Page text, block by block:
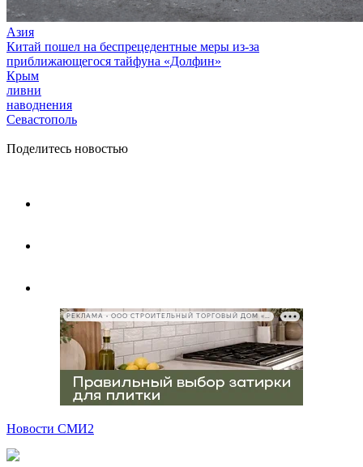
Азия
Китай пошел на беспрецедентные меры из-за
приближающегося тайфуна «Долфин»
Крым
ливни
наводнения
Севастополь
Поделитесь новостью
РЕКЛАМА • ООО СТРОИТЕЛЬНЫЙ ТОРГОВЫЙ ДОМ «ПЕТРОВИЧ», ИНН 7802348846
Новости СМИ2